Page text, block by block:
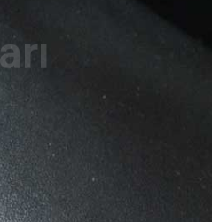
için tıklayınız.